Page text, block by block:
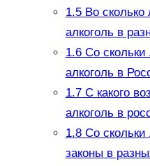
1.5Во сколько
алкоголь в
1.6Со скольки
алкоголь в
1.7С какого
алкоголь в
1.8Со скольки
законы в